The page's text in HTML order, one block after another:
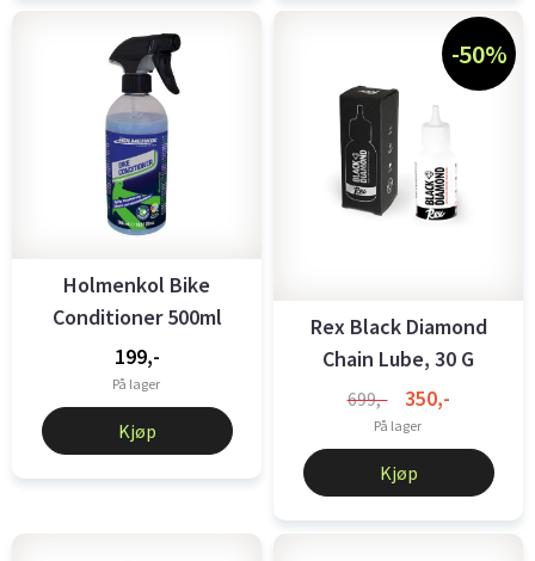
Holmenkol Bike
Conditioner 500ml
199,-
På lager
Kjøp
-50%
Rex Black Diamond
Chain Lube, 30 G
699,- 350,-
På lager
Kjøp